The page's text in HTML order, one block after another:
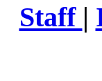
Staff |